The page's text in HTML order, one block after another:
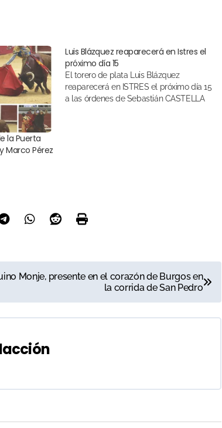
la Puerta
Marco Pérez
Luis Blázquez reaparecerá en Istres el
próximo día 15
El torero de plata Luis Blázquez
reaparecerá en ISTRES el próximo día 15
a las órdenes de Sebastián CASTELLA
Monje, presente en el corazón de Burgos en
la corrida de San Pedro